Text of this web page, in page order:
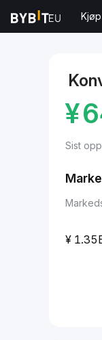
¥
Sist